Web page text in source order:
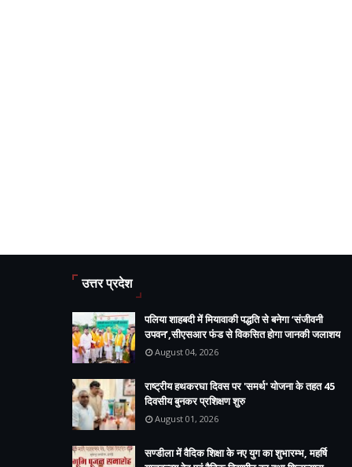
उत्तर प्रदेश
पलिया शाहबदी में मियावाकी पद्धति से बनेगा ‘संजीवनी
उपवन’,सीएसआर फंड से विकसित होगा जानकी जलाशय
August 04, 2026
राष्ट्रीय हथकरघा दिवस पर 'समर्थ' योजना के तहत 45
दिवसीय बुनकर प्रशिक्षण शुरु
August 01, 2026
सण्डीला में वैदिक शिक्षा के नए युग का शुभारम्भ, महर्षि